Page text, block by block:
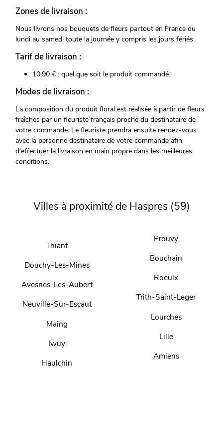
Zones de livraison :
Nous livrons nos bouquets de fleurs partout en France du
lundi au samedi toute la journée y compris les jours fériés.
Tarif de livraison :
10,90 € : quel que soit le produit commandé.
Modes de livraison :
La composition du produit floral est réalisée à partir de fleurs
fraîches par un fleuriste français proche du destinataire de
votre commande. Le fleuriste prendra ensuite rendez-vous
avec la personne destinataire de votre commande afin
d'effectuer la livraison en main propre dans les meilleures
conditions.
Villes à proximité de Haspres (59)
Thiant
Douchy-Les-Mines
Avesnes-Les-Aubert
Neuville-Sur-Escaut
Maing
Iwuy
Haulchin
Prouvy
Bouchain
Roeulx
Trith-Saint-Leger
Lourches
Lille
Amiens